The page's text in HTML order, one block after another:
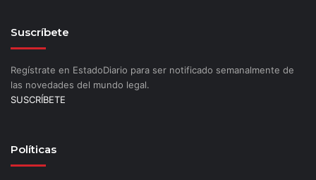
Suscríbete
Regístrate en EstadoDiario para ser notificado semanalmente de
las novedades del mundo legal.
SUSCRÍBETE
Políticas